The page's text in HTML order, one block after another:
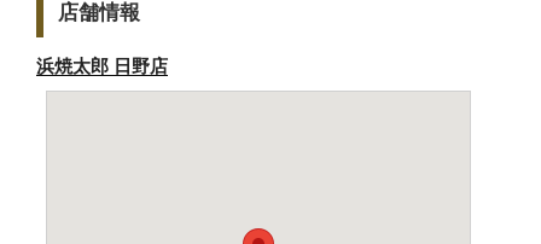
店舗情報
浜焼太郎 日野店